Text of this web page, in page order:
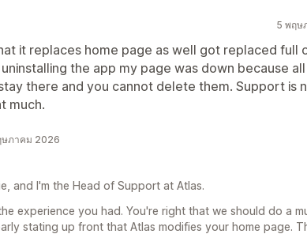
5 พฤษ
it replaces home page as well got replaced full
the app my page was down because
there and you cannot delete them. Support is
much.
ษภาคม 2026
and I'm the Head of Support at Atlas.
experience you had. You're right that we should do a
stating up front that Atlas modifies your home page.